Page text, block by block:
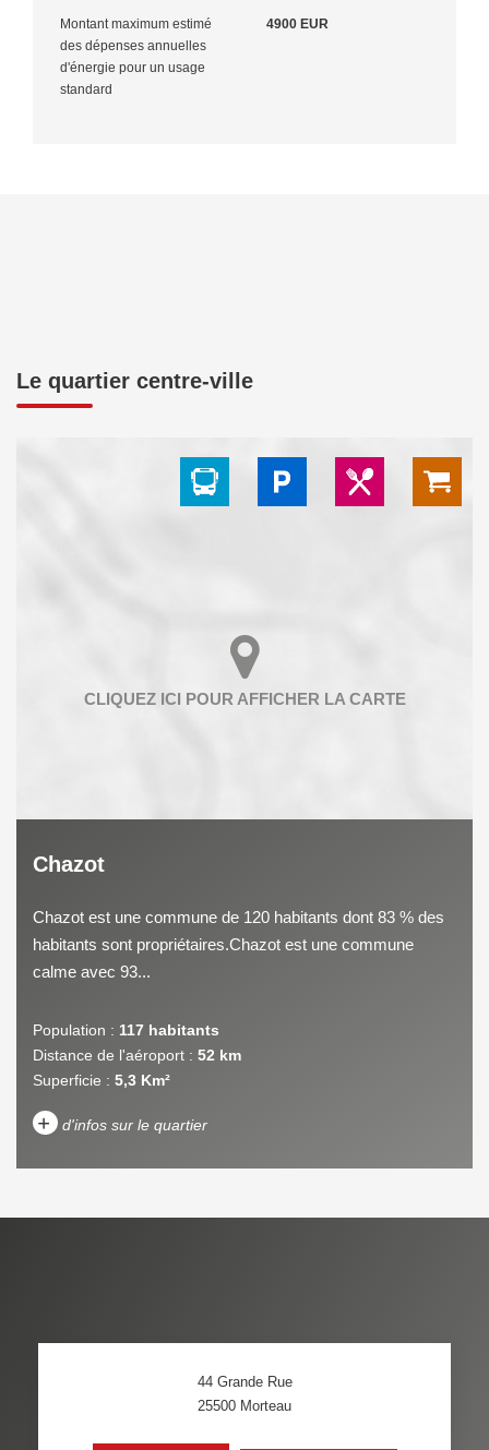
Montant maximum estimé
des dépenses annuelles
d'énergie pour un usage
standard
4900 EUR
Le quartier centre-ville
Chazot
Chazot est une commune de 120 habitants dont 83 % des
habitants sont propriétaires.Chazot est une commune
calme avec 93...
Population : 117 habitants
Distance de l'aéroport : 52 km
Superficie : 5,3 Km²
+ d'infos sur le quartier
PART DES MÉNAGES SANS
VOITURE
44 Grande Rue
25500 Morteau